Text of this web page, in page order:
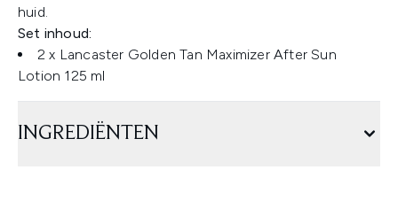
huid.
Set inhoud:
2 x Lancaster Golden Tan Maximizer After Sun
Lotion 125 ml
INGREDIËNTEN